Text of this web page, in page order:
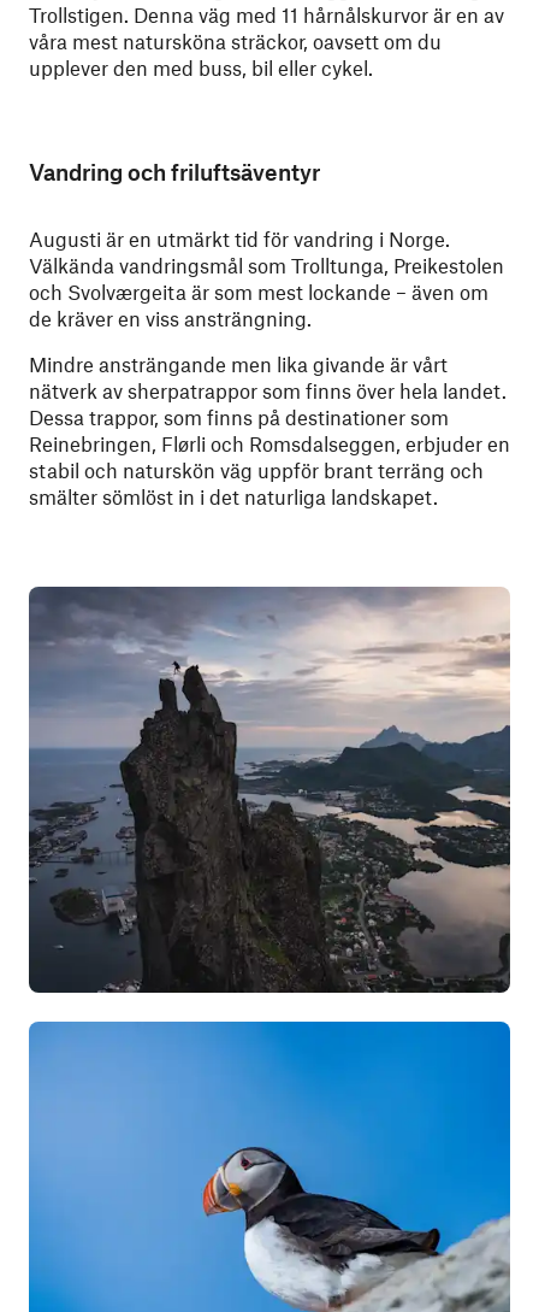
Trollstigen. Denna väg med 11 hårnålskurvor är en av
våra mest natursköna sträckor, oavsett om du
upplever den med buss, bil eller cykel.
Vandring och friluftsäventyr
Augusti är en utmärkt tid för vandring i Norge.
Välkända vandringsmål som Trolltunga, Preikestolen
och Svolværgeita är som mest lockande – även om
de kräver en viss ansträngning.
Mindre ansträngande men lika givande är vårt
nätverk av sherpatrappor som finns över hela landet.
Dessa trappor, som finns på destinationer som
Reinebringen, Flørli och Romsdalseggen, erbjuder en
stabil och naturskön väg uppför brant terräng och
smälter sömlöst in i det naturliga landskapet.